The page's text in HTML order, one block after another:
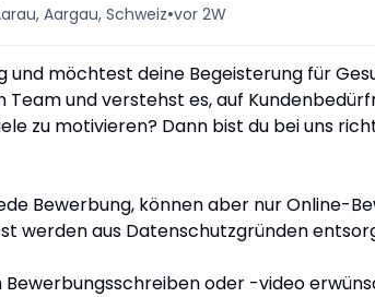
Aargau, Schweiz•vor 2W
und möchtest deine Begeisterung für
und verstehst es, auf
zu motivieren? Dann bist du bei uns
Bewerbung, können aber nur Online-
werden aus Datenschutzgründen
Bewerbungsschreiben oder -video